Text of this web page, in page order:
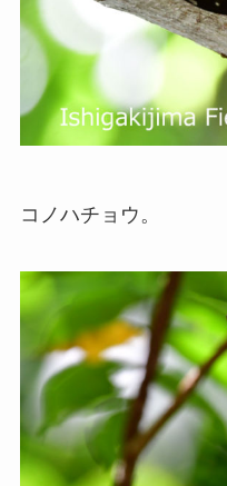
コノハチョウ。